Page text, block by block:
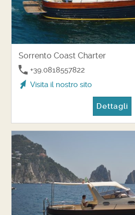
Sorrento Coast Charter
+39.0818557822
Visita il nostro sito
Dettagli